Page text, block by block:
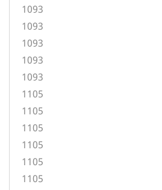
1093
1093
1093
1093
1093
1105
1105
1105
1105
1105
1105